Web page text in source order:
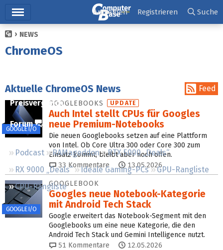
Ticker
Downloads
Preisvergleich
Forum
Podcast RAMageddon
RTX 5000 „Deals“
RX 9000 „Deals“
Ideale Gaming-PCs
GPU-Rangliste
CPU-Rangliste
Anmelden Registrieren Suche
NEWS
ChromeOS
Aktuelle ChromeOS News Feed
GOOGLE I/O
GOOGLEBOOKS UPDATE
Auch Intel stellt CPUs für Googles
neue Premium-Notebooks
Die neuen Googlebooks setzen auf eine Plattform
von Intel. Ob Core Ultra 300 oder Core 300 zum
Einsatz kommt, bleibt aber noch offen.
33 Kommentare 13.05.2026
GOOGLE I/O
GOOGLEBOOK
Googles neue Notebook-Kate­gorie
mit Android Tech Stack
Google erweitert das Notebook-Segment mit den
Googlebooks um eine neue Kategorie, die den
Android Tech Stack und Gemini Intelligence nutzt.
51 Kommentare 12.05.2026